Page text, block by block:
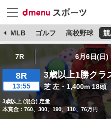
MLB ゴルフ 高校野球
7R 6月6日(日)
8R
13:55
3歳以上1勝クラ
芝 左・1,400m 18頭
3歳以上 (混合) 定量
本賞金：760、300、190、110、76万円